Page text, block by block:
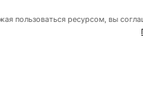
пользоваться ресурсом, вы